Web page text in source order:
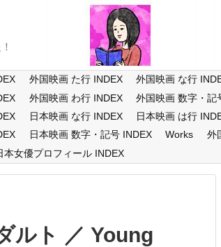
外国映画 た行 INDEX 外国映画 な行
外国映画 わ行 INDEX 外国映画 数字・記
日本映画 な行 INDEX 日本映画 は行
日本映画 数字・記号 INDEX Works
外
本女優プロフィール INDEX
ルト ／ Young